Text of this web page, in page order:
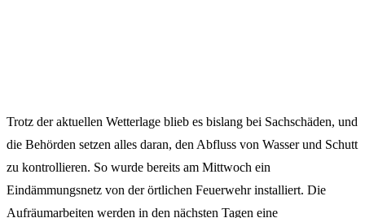
Trotz der aktuellen Wetterlage blieb es bislang bei Sachschäden, und
die Behörden setzen alles daran, den Abfluss von Wasser und Schutt
zu kontrollieren. So wurde bereits am Mittwoch ein
Eindämmungsnetz von der örtlichen Feuerwehr installiert. Die
Aufräumarbeiten werden in den nächsten Tagen eine